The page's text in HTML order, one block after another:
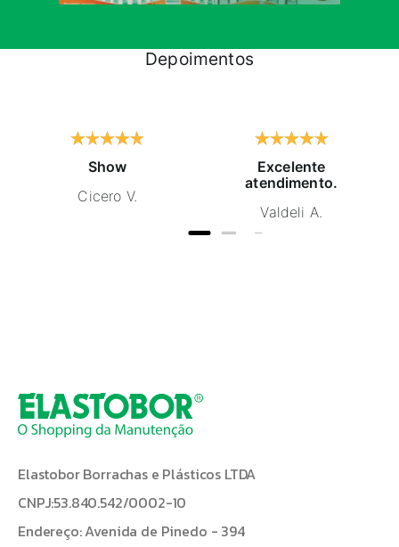
Depoimentos
Show
Cicero V.
Excelente
atendimento.
Valdeli A.
Elastobor Borrachas e Plásticos LTDA
CNPJ:53.840.542/0002-10
Endereço: Avenida de Pinedo - 394